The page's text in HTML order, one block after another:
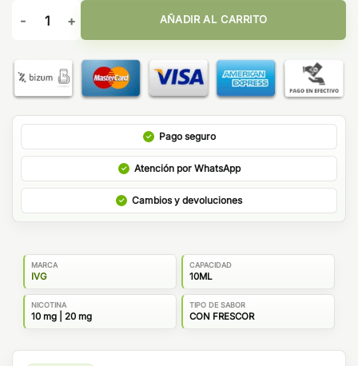
Strawberry Watermelon Bubblegum 10ml - IVG Salt cantidad
AÑADIR AL CARRITO
Pago seguro
Atención por WhatsApp
Cambios y devoluciones
MARCA
IVG
CAPACIDAD
10ML
NICOTINA
10 mg | 20 mg
TIPO DE SABOR
CON FRESCOR